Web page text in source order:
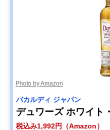
Photo by Amazon
バカルディ ジャパン
デュワーズ ホワイト
税込み1,992円（Amazon）